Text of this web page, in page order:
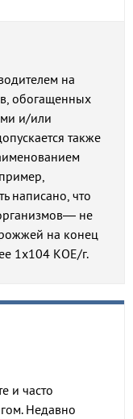
на
обогащенных
и/или
также
написано, что
не
на конец
1х104 КОЕ/г.
и часто
Недавно